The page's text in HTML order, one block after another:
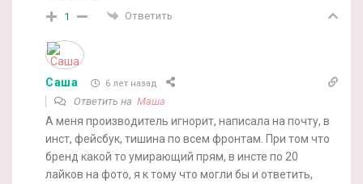
1 Ответить
Саша 6 лет назад
Ответить на Маша
А меня производитель игнорит, написала на почту, в
инст, фейсбук, тишина по всем фронтам. При том что
бренд какой то умирающий прям, в инсте по 20
лайков на фото, я к тому что могли бы и ответить,